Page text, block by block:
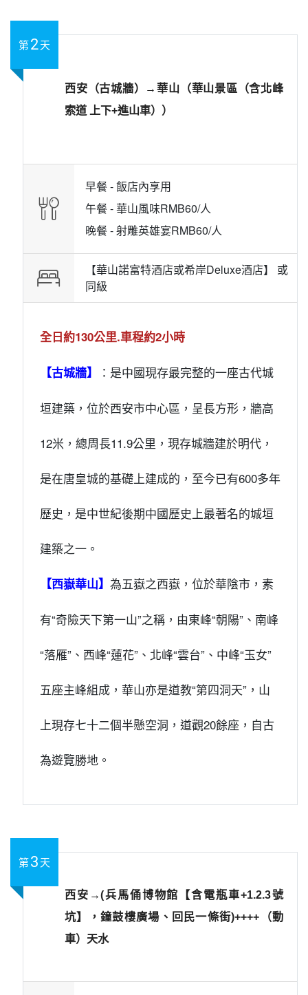
第2天
西安（古城牆）→華山（華山景區（含北峰
索道 上下+進山車））
早餐 -飯店內享用
午餐 -華山風味RMB60/人
晚餐 -射雕英雄宴RMB60/人
【華山諾富特酒店或希岸Deluxe酒店】 或
同級
全日約130公里.車程約2小時
【古城牆】 ：是中國現存最完整的一座古代城
垣建築，位於西安市中心區，呈長方形，牆高
12米，總周長11.9公里，現存城牆建於明代，
是在唐皇城的基礎上建成的，至今已有600多年
歷史，是中世紀後期中國歷史上最著名的城垣
建築之一。
【西嶽華山】 為五嶽之西嶽，位於華陰市，素
有“奇險天下第一山”之稱，由東峰“朝陽”、南峰
“落雁”、西峰“蓮花”、北峰“雲台”、中峰“玉女”
五座主峰組成，華山亦是道教“第四洞天”，山
上現存七十二個半懸空洞，道觀20餘座，自古
為遊覽勝地。
第3天
西安→(兵馬俑博物館【含電瓶車+1.2.3號
坑】，鐘鼓樓廣場、回民一條街)++++（動
車）天水